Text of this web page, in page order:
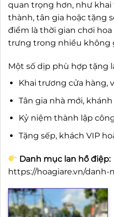
quan trọng hơn, như
thành, tân gia hoặc tặng
điểm là thời gian chơi hoa
trưng trong nhiều không
Một số dịp phù hợp tặng
Khai trương cửa hàng,
Tân gia nhà mới,
Kỷ niệm thành lập
Tặng sếp, khách VIP
Danh mục lan hồ điệp:
https://hoagiare.vn/danh-